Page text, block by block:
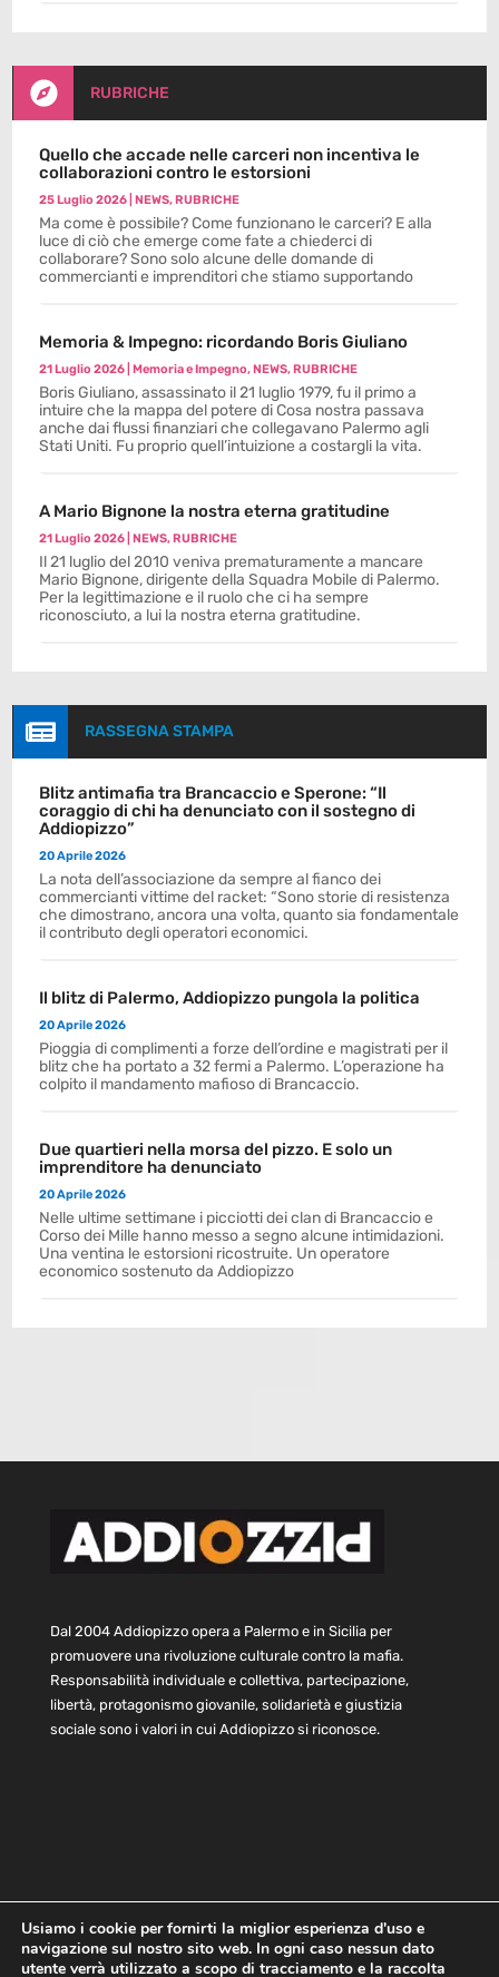
 RUBRICHE
Quello che accade nelle carceri non incentiva le
collaborazioni contro le estorsioni
25 Luglio 2026 |NEWS,RUBRICHE
Ma come è possibile? Come funzionano le carceri? E alla
luce di ciò che emerge come fate a chiederci di
collaborare? Sono solo alcune delle domande di
commercianti e imprenditori che stiamo supportando
Memoria & Impegno: ricordando Boris Giuliano
21 Luglio 2026 |Memoria e Impegno,NEWS,RUBRICHE
Boris Giuliano, assassinato il 21 luglio 1979, fu il primo a
intuire che la mappa del potere di Cosa nostra passava
anche dai flussi finanziari che collegavano Palermo agli
Stati Uniti. Fu proprio quell’intuizione a costargli la vita.
A Mario Bignone la nostra eterna gratitudine
21 Luglio 2026 |NEWS,RUBRICHE
Il 21 luglio del 2010 veniva prematuramente a mancare
Mario Bignone, dirigente della Squadra Mobile di Palermo.
Per la legittimazione e il ruolo che ci ha sempre
riconosciuto, a lui la nostra eterna gratitudine.
 RASSEGNA STAMPA
Blitz antimafia tra Brancaccio e Sperone: “Il
coraggio di chi ha denunciato con il sostegno di
Addiopizzo”
20 Aprile 2026
La nota dell’associazione da sempre al fianco dei
commercianti vittime del racket: “Sono storie di resistenza
che dimostrano, ancora una volta, quanto sia fondamentale
il contributo degli operatori economici.
Il blitz di Palermo, Addiopizzo pungola la politica
20 Aprile 2026
Pioggia di complimenti a forze dell’ordine e magistrati per il
blitz che ha portato a 32 fermi a Palermo. L’operazione ha
colpito il mandamento mafioso di Brancaccio.
Due quartieri nella morsa del pizzo. E solo un
imprenditore ha denunciato
20 Aprile 2026
Nelle ultime settimane i picciotti dei clan di Brancaccio e
Corso dei Mille hanno messo a segno alcune intimidazioni.
Una ventina le estorsioni ricostruite. Un operatore
economico sostenuto da Addiopizzo
Dal 2004 Addiopizzo opera a Palermo e in Sicilia per
promuovere una rivoluzione culturale contro la mafia.
Responsabilità individuale e collettiva, partecipazione,
libertà, protagonismo giovanile, solidarietà e giustizia
sociale sono i valori in cui Addiopizzo si riconosce.
Home Statuto e bilancio
Contatti
Usiamo i cookie per fornirti la miglior esperienza d'uso e
navigazione sul nostro sito web. In ogni caso nessun dato
utente verrà utilizzato a scopo di tracciamento e la raccolta